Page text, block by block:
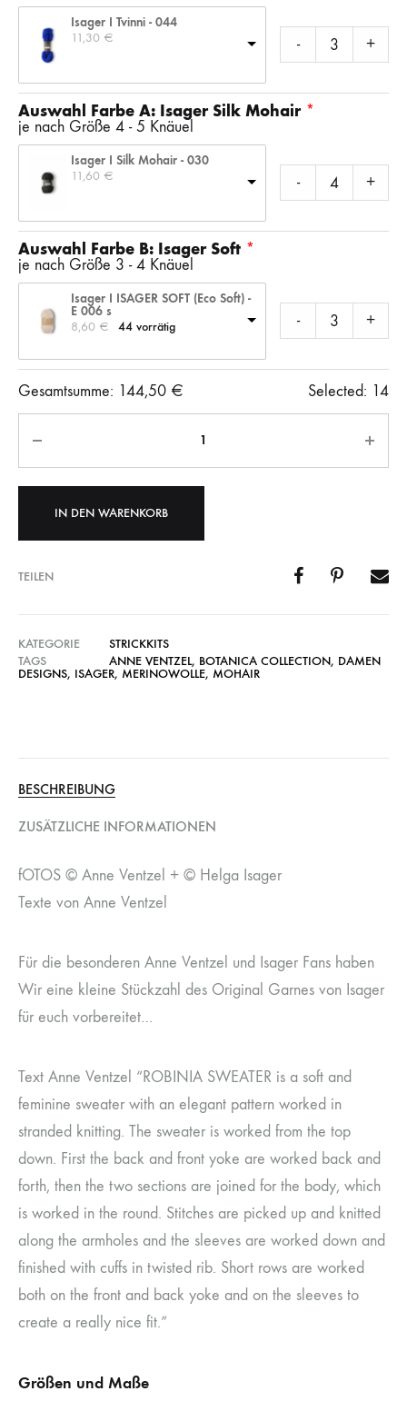
Isager I Tvinni - 044
11,30 € - +
Auswahl Farbe A: Isager Silk Mohair
je nach Größe 4 - 5 Knäuel
Isager I Silk Mohair - 030
11,60 € - +
Auswahl Farbe B: Isager Soft
je nach Größe 3 - 4 Knäuel
Isager I ISAGER SOFT (Eco Soft) -
E 006 s
8,60 € 44 vorrätig - +
Gesamtsumme: 144,50 € Selected: 14
Anzahl
IN DEN WARENKORB
TEILEN
KATEGORIE
STRICKKITS
TAGS
ANNE VENTZEL, BOTANICA COLLECTION, DAMEN
DESIGNS, ISAGER, MERINOWOLLE, MOHAIR
BESCHREIBUNG
ZUSÄTZLICHE INFORMATIONEN
fOTOS © Anne Ventzel + © Helga Isager
Texte von Anne Ventzel
Für die besonderen Anne Ventzel und Isager Fans haben
Wir eine kleine Stückzahl des Original Garnes von Isager
für euch vorbereitet…
Text Anne Ventzel “ROBINIA SWEATER is a soft and
feminine sweater with an elegant pattern worked in
stranded knitting. The sweater is worked from the top
down. First the back and front yoke are worked back and
forth, then the two sections are joined for the body, which
is worked in the round. Stitches are picked up and knitted
along the armholes and the sleeves are worked down and
finished with cuffs in twisted rib. Short rows are worked
both on the front and back yoke and on the sleeves to
create a really nice fit.”
Größen und Maße